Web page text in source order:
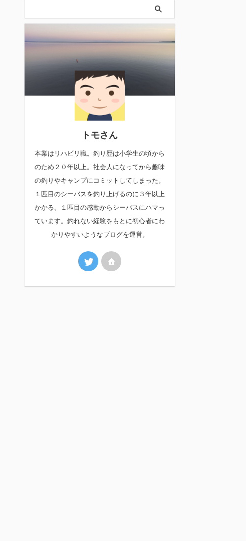
トモさん
本業はリハビリ職。釣り歴は小学生の頃から
のため２０年以上。社会人になってから趣味
の釣りやキャンプにコミットしてしまった。
１匹目のシーバスを釣り上げるのに３年以上
かかる。１匹目の感動からシーバスにハマっ
ています。釣れない経験をもとに初心者にわ
かりやすいようなブログを運営。